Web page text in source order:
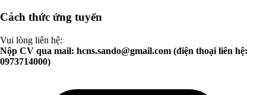
Cách thức ứng tuyển
Vui lòng liên hệ:
Nộp CV qua mail: hcns.sando@gmail.com (điện thoại liên hệ:
0973714000)